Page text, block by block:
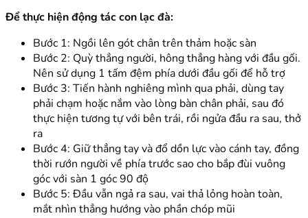
Để thực hiện động tác con lạc đà:
Bước 1: Ngồi lên gót chân trên thảm hoặc sàn
Bước 2: Quỳ thẳng người, hông thẳng hàng với đầu gối.
Nên sử dụng 1 tấm đệm phía dưới đầu gối để hỗ trợ
Bước 3: Tiến hành nghiêng mình qua phải, dùng tay
phải chạm hoặc nắm vào lòng bàn chân phải, sau đó
thực hiện tương tự với bên trái, rồi ngửa đầu ra sau, thở
ra
Bước 4: Giữ thẳng tay và đổ dồn lực vào cánh tay, đồng
thời rướn người về phía trước sao cho bắp đùi vuông
góc với sàn 1 góc 90 độ
Bước 5: Đầu vẫn ngả ra sau, vai thả lỏng hoàn toàn,
mắt nhìn thẳng hướng vào phần chóp mũi